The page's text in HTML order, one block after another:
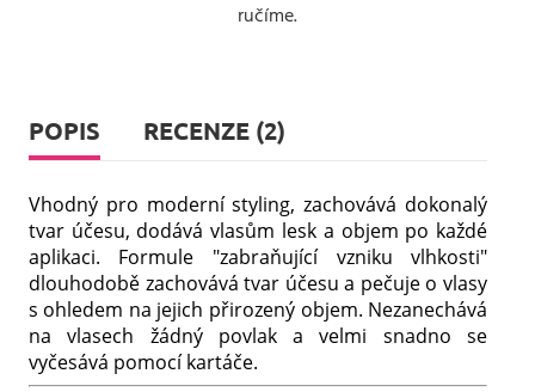
ručíme.
POPIS RECENZE (2)
Vhodný pro moderní styling, zachovává dokonalý
tvar účesu, dodává vlasům lesk a objem po každé
aplikaci. Formule "zabraňující vzniku vlhkosti"
dlouhodobě zachovává tvar účesu a pečuje o vlasy
s ohledem na jejich přirozený objem. Nezanechává
na vlasech žádný povlak a velmi snadno se
vyčesává pomocí kartáče.